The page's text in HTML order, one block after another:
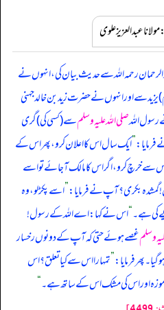
عبدالعزیز علوی
رحمہ اللہ سے حدیث بیان کی، انہوں نے
یزید سے اور انہوں نے حضرت زید بن خالد جہنی
اللہصلی اللہ علیہ وسلمسے (کسی کی) گری
”ایک سال اس کا اعلان کرو، پھر اس کے
سے خرچ کرو، اگر اس کا مالک آ جائے تو اسے
بکری؟ آپ نے فرمایا:”اسے پکڑ لو، وہ
کی ہے۔“اس نے کہا: اے اللہ کے رسول!
وسلمغصے ہوئے حتی کہ آپ کے دونوں رخسار
پھر فرمایا:”تمہارا اس سے کیا تعلق؟ اس
اور اس کی مشک اس کے ساتھ ہے۔“